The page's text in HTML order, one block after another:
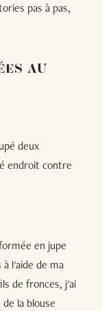
pas à pas,
AU
deux
endroit contre
en jupe
l'aide de ma
de fronces, j'ai
la blouse